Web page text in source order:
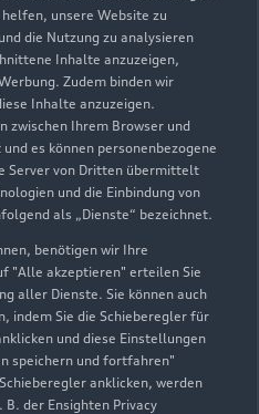
amMontag 07:00
Zurück nach oben
unsere Website zu
die Nutzung zu analysieren
Inhalte anzuzeigen,
Zudem binden wir
Inhalte anzuzeigen.
zwischen Ihrem Browser und
es können personenbezogene
Server von Dritten übermittelt
und die Einbindung von
als „Dienste“ bezeichnet.
benötigen wir Ihre
"Alle akzeptieren" erteilen Sie
aller Dienste. Sie können auch
indem Sie die Schieberegler für
und diese Einstellungen
speichern und fortfahren"
anklicken, werden
B. der Ensighten Privacy